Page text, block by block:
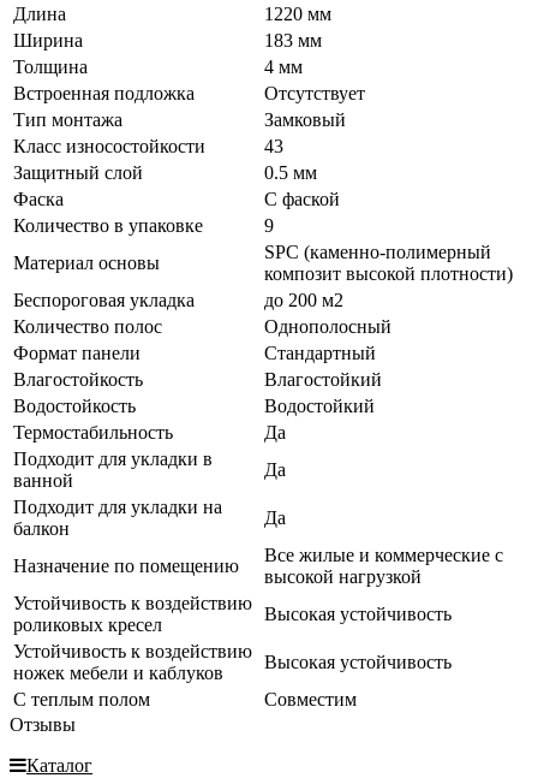
Длина
1220 мм
Ширина
183 мм
Толщина
4 мм
Встроенная подложка
Отсутствует
Тип монтажа
Замковый
Класс износостойкости
43
Защитный слой
0.5 мм
Фаска
С фаской
Количество в упаковке
9
Материал основы
SPC (каменно-полимерный
композит высокой плотности)
Беспороговая укладка
до 200 м2
Количество полос
Однополосный
Формат панели
Стандартный
Влагостойкость
Влагостойкий
Водостойкость
Водостойкий
Термостабильность
Да
Подходит для укладки в
ванной
Да
Подходит для укладки на
балкон
Да
Назначение по помещению
Все жилые и коммерческие с
высокой нагрузкой
Устойчивость к воздействию
роликовых кресел
Высокая устойчивость
Устойчивость к воздействию
ножек мебели и каблуков
Высокая устойчивость
С теплым полом
Совместим
Отзывы
Каталог